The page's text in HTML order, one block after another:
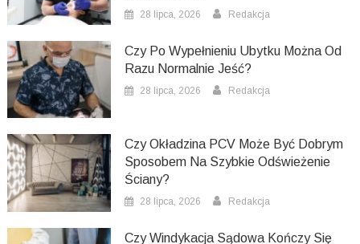
28 lipca, 2026 Redakcja
Czy Po Wypełnieniu Ubytku Można Od
Razu Normalnie Jeść?
28 lipca, 2026 Redakcja
Czy Okładzina PCV Może Być Dobrym
Sposobem Na Szybkie Odświeżenie
Ściany?
28 lipca, 2026 Redakcja
Czy Windykacja Sądowa Kończy Się